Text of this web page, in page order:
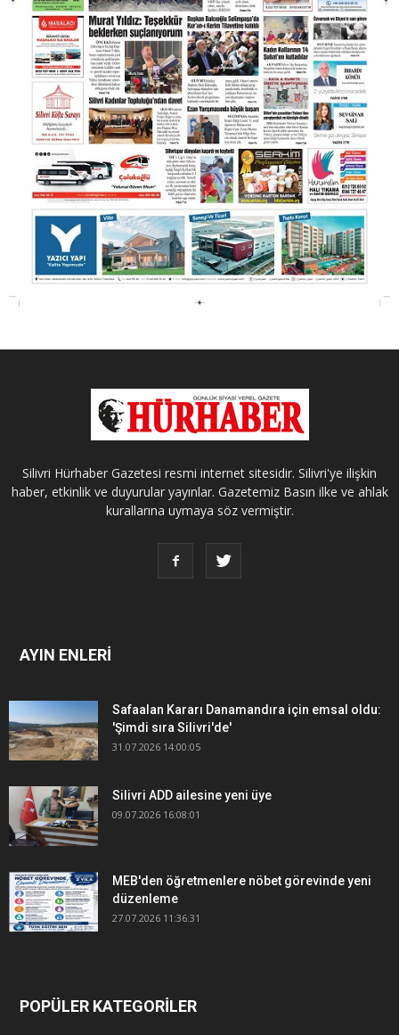
Silivri Hürhaber Gazetesi resmi internet sitesidir. Silivri'ye ilişkin
haber, etkinlik ve duyurular yayınlar. Gazetemiz Basın ilke ve ahlak
kurallarına uymaya söz vermiştir.
AYIN ENLERİ
Safaalan Kararı Danamandıra için emsal oldu:
'Şimdi sıra Silivri'de'
31.07.2026 14:00:05
Silivri ADD ailesine yeni üye
09.07.2026 16:08:01
MEB'den öğretmenlere nöbet görevinde yeni
düzenleme
27.07.2026 11:36:31
POPÜLER KATEGORİLER